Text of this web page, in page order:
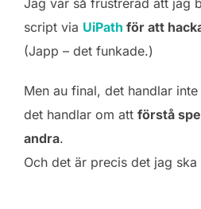
Jag var så frustrerad att jag
script via UiPath för att
(Japp – det funkade.)
Men au final, det handlar
det handlar om att förstå
andra.
Och det är precis det jag